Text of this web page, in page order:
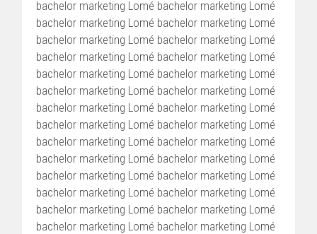
bachelor marketing Lomé bachelor marketing Lomé
bachelor marketing Lomé bachelor marketing Lomé
bachelor marketing Lomé bachelor marketing Lomé
bachelor marketing Lomé bachelor marketing Lomé
bachelor marketing Lomé bachelor marketing Lomé
bachelor marketing Lomé bachelor marketing Lomé
bachelor marketing Lomé bachelor marketing Lomé
bachelor marketing Lomé bachelor marketing Lomé
bachelor marketing Lomé bachelor marketing Lomé
bachelor marketing Lomé bachelor marketing Lomé
bachelor marketing Lomé bachelor marketing Lomé
bachelor marketing Lomé bachelor marketing Lomé
bachelor marketing Lomé bachelor marketing Lomé
bachelor marketing Lomé bachelor marketing Lomé